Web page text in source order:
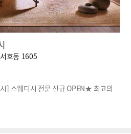
호동 1605
] 스웨디시 전문 신규 OPEN★ 최고의